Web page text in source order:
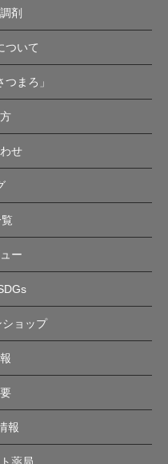
剤
ついて
まろ」
せ
ー
ョップ
報